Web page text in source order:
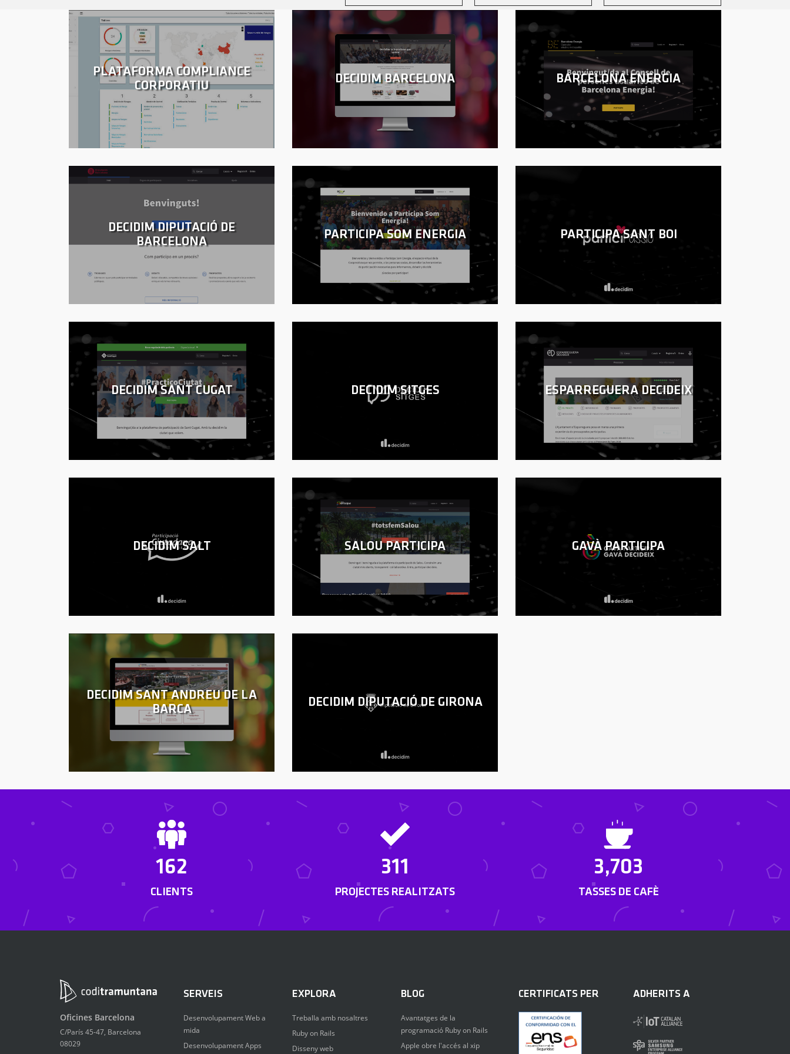
PLATAFORMA COMPLIANCE
CORPORATIU
DECIDIM BARCELONA BARCELONA ENERGIA
DECIDIM DIPUTACIÓ DE
BARCELONA
PARTICIPA SOM ENERGIA PARTICIPA SANT BOI
DECIDIM SANT CUGAT DECIDIM SITGES ESPARREGUERA DECIDEIX
DECIDIM SALT SALOU PARTICIPA GAVÀ PARTICIPA
DECIDIM SANT ANDREU DE LA
BARCA
DECIDIM DIPUTACIÓ DE GIRONA
162
CLIENTS
311
PROJECTES REALITZATS
3,703
TASSES DE CAFÈ
Oficines Barcelona
C/París 45-47, Barcelona
08029
SERVEIS
Desenvolupament Web a
mida
Desenvolupament Apps
EXPLORA
Treballa amb nosaltres
Ruby on Rails
Disseny web
BLOG
Avantatges de la
programació Ruby on Rails
Apple obre l'accés al xip
CERTIFICATS PER ADHERITS A